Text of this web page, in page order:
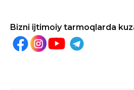
Bizni ijtimoiy tarmoqlarda